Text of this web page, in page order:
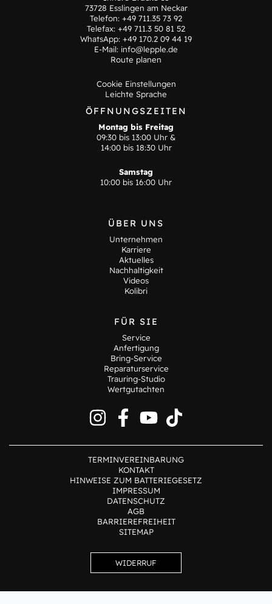
73728 Esslingen am Neckar
Telefon: +49 711.35 73 92
Telefax: +49 711.3 50 81 52
WhatsApp: +49 170.2 09 44 19
E-Mail: info@lepple.de
Route planen
Cookie Einstellungen
Leichte Sprache
ÖFFNUNGSZEITEN
Montag bis Freitag
09:30 bis 13:00 Uhr &
14:00 bis 18:30 Uhr
Samstag
10:00 bis 16:00 Uhr
ÜBER UNS
Unternehmen
Karriere
Aktuelles
Nachhaltigkeit
Videos
Kolibri
FÜR SIE
Service
Anfertigung
Bring-Service
Reparaturservice
Trauring-Studio
Wertgutachten
TERMINVEREINBARUNG
KONTAKT
HINWEISE ZUM BATTERIEGESETZ
IMPRESSUM
DATENSCHUTZ
AGB
BARRIEREFREIHEIT
SITEMAP
WIDERRUF